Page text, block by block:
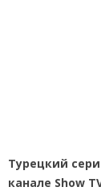
Турецкий
канале Show